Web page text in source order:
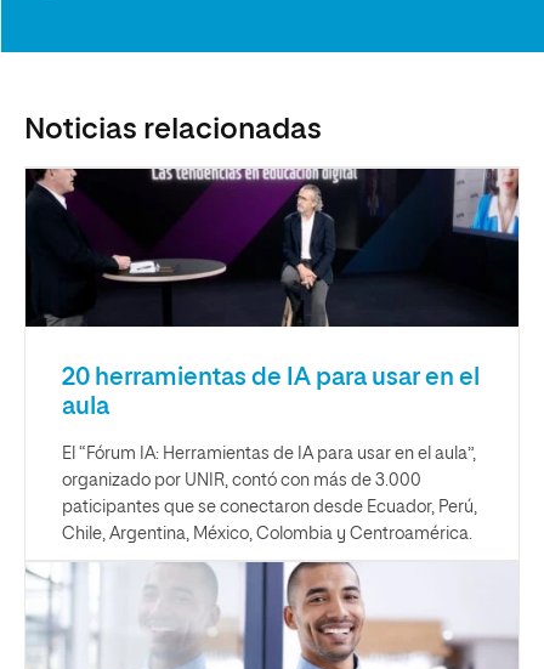
Noticias relacionadas
20 herramientas de IA para usar en el
aula
El “Fórum IA: Herramientas de IA para usar en el aula”,
organizado por UNIR, contó con más de 3.000
paticipantes que se conectaron desde Ecuador, Perú,
Chile, Argentina, México, Colombia y Centroamérica.